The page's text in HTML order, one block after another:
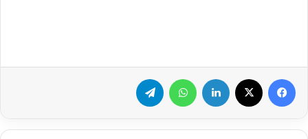
فيسبوك لينكدإن واتساب